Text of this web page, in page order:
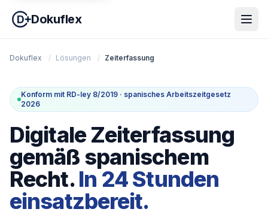
Dokuflex
Dokuflex / Lösungen / Zeiterfassung
Konform mit RD-ley 8/2019 · spanisches Arbeitszeitgesetz
2026
Digitale Zeiterfassung
gemäß spanischem
Recht.In 24 Stunden
einsatzbereit.